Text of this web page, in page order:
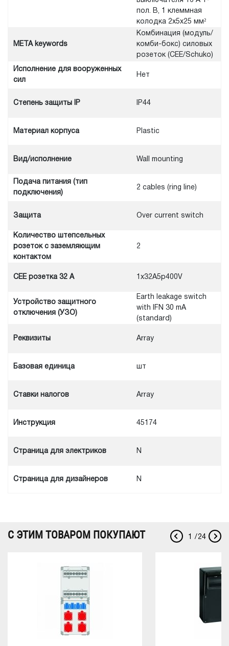
пол. B, 1 клеммная
колодка 2x5x25 мм²
META keywords
Комбинация (модуль/
комби-бокс) силовых
розеток (CEE/Schuko)
Исполнение для вооруженных
сил
Нет
Степень защиты IP IP44
Материал корпуса Plastic
Вид/исполнение Wall mounting
Подача питания (тип
подключения)
2 cables (ring line)
Защита Over current switch
Количество штепсельных
розеток с заземляющим
контактом
2
CEE розетка 32 А 1x32A5p400V
Устройство защитного
отключения (УЗО)
Earth leakage switch
with IFN 30 mA
(standard)
Реквизиты Array
Базовая единица шт
Ставки налогов Array
Инструкция 45174
Cтраница для электриков N
Cтраница для дизайнеров N
С ЭТИМ ТОВАРОМ ПОКУПАЮТ / 24
1